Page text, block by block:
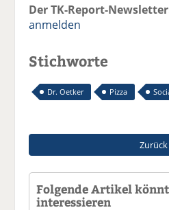
Der TK-Report-
anmelden
Stichworte
Dr. Oetker Pizza
Zurück
Folgende Artikel
interessieren